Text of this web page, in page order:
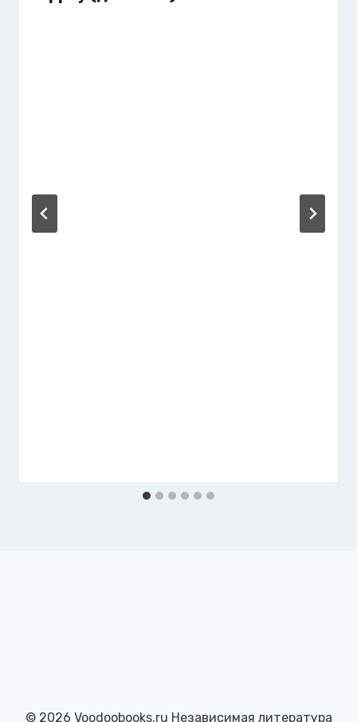
© 2026 Voodoobooks.ru Независимая литература